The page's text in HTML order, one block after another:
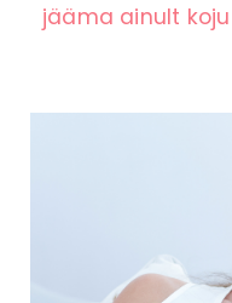
jääma ainult